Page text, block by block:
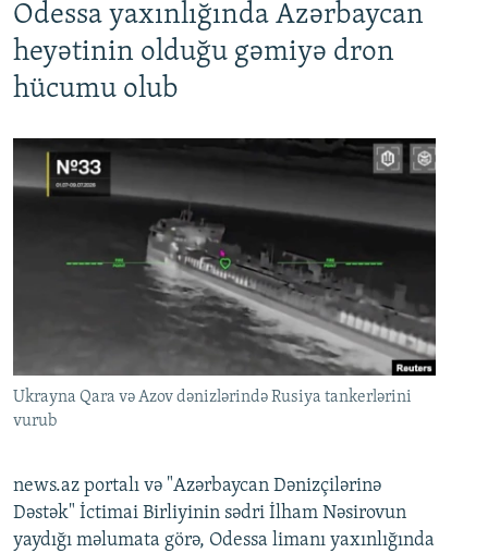
Odessa yaxınlığında Azərbaycan
heyətinin olduğu gəmiyə dron
hücumu olub
Ukrayna Qara və Azov dənizlərində Rusiya tankerlərini
vurub
news.az portalı və "Azərbaycan Dənizçilərinə
Dəstək" İctimai Birliyinin sədri İlham Nəsirovun
yaydığı məlumata görə, Odessa limanı yaxınlığında